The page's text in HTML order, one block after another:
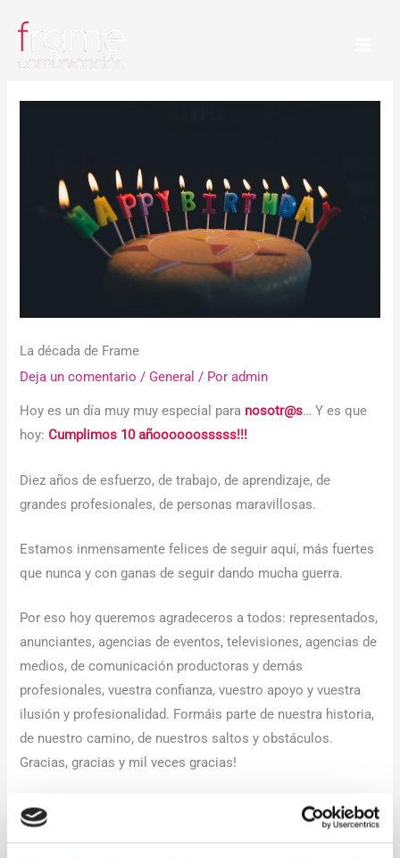
contenido
La década de Frame
Deja un comentario / General / Poradmin
Hoy es un día muy muy especial para nosotr@s… Y es que
hoy:Cumplimos 10 añoooooosssss!!!
Diez años de esfuerzo, de trabajo, de aprendizaje, de
grandes profesionales, de personas maravillosas.
Estamos inmensamente felices de seguir aquí, más fuertes
que nunca y con ganas de seguir dando mucha guerra.
Por eso hoy queremos agradeceros a todos: representados,
anunciantes, agencias de eventos, televisiones, agencias de
medios, de comunicación productoras y demás
profesionales, vuestra confianza, vuestro apoyo y vuestra
ilusión y profesionalidad. Formáis parte de nuestra historia,
de nuestro camino, de nuestros saltos y obstáculos.
Gracias, gracias y mil veces gracias!
Hoy brindaremos por todos vosotros por otros 10 más!!!